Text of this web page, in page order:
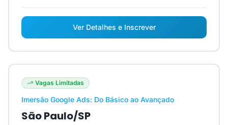
Ver Detalhes e Inscrever
Vagas Limitadas
Imersão Google Ads: Do Básico ao Avançado
São Paulo/SP